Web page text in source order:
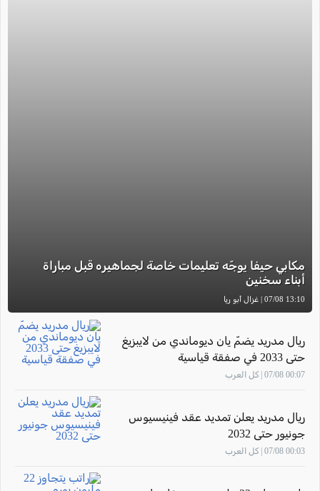
مكابي حيفا يوجّه تعليمات خاصة لجماهيره قبل مباراة
أبناء سخنين
13:10 07/08 | غزال أبو ريا
ريال مدريد يضمّ يان ديوماندي من لايبزيغ
حتى 2033 في صفقة قياسية
00:07 07/08 | كل العرب
ريال مدريد يعلن تمديد عقد فينيسيوس
جونيور حتى 2032
00:03 07/08 | كل العرب